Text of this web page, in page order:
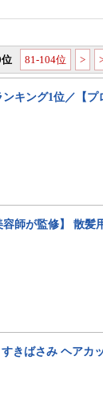
位 81-104位 >
キング1位／【
師が監修】 散髪
きばさみ ヘアカ